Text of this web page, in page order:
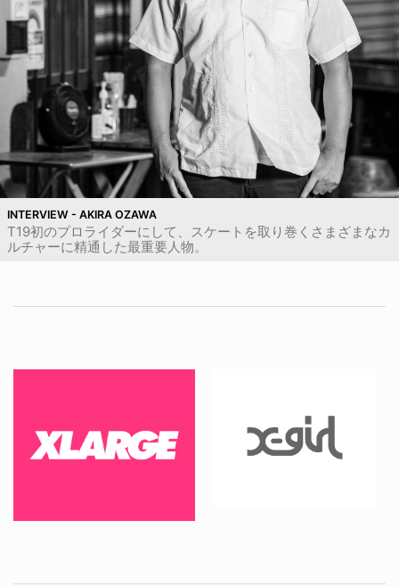
INTERVIEW - AKIRA OZAWA
T19初のプロライダーにして、スケートを取り巻くさまざまなカ
ルチャーに精通した最重要人物。